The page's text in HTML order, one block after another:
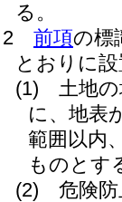
る。
2
前項の標
とおりに
(1)
土地
に、地表
範囲以内
ものとす
(2)
危険